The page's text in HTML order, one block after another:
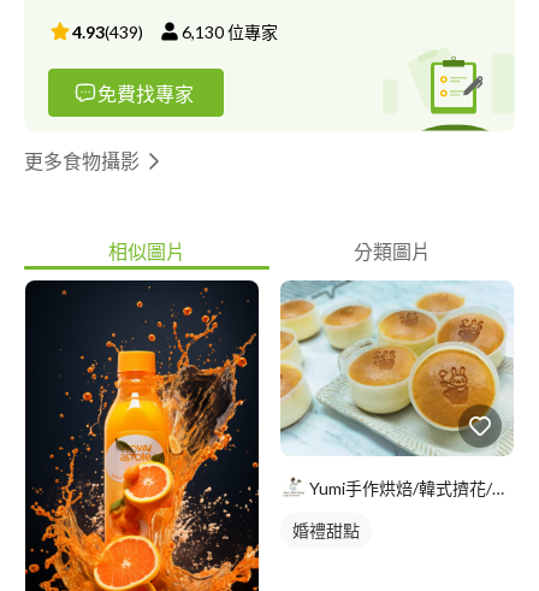
4.93(439) 6,130位專家
免費找專家
更多食物攝影
相似圖片 分類圖片
Yumi手作烘焙/韓式擠花/flowers cake/香氛蠟
婚禮甜點